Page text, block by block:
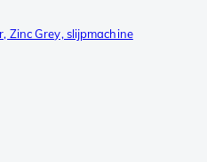
Zinc Grey, slijpmachine